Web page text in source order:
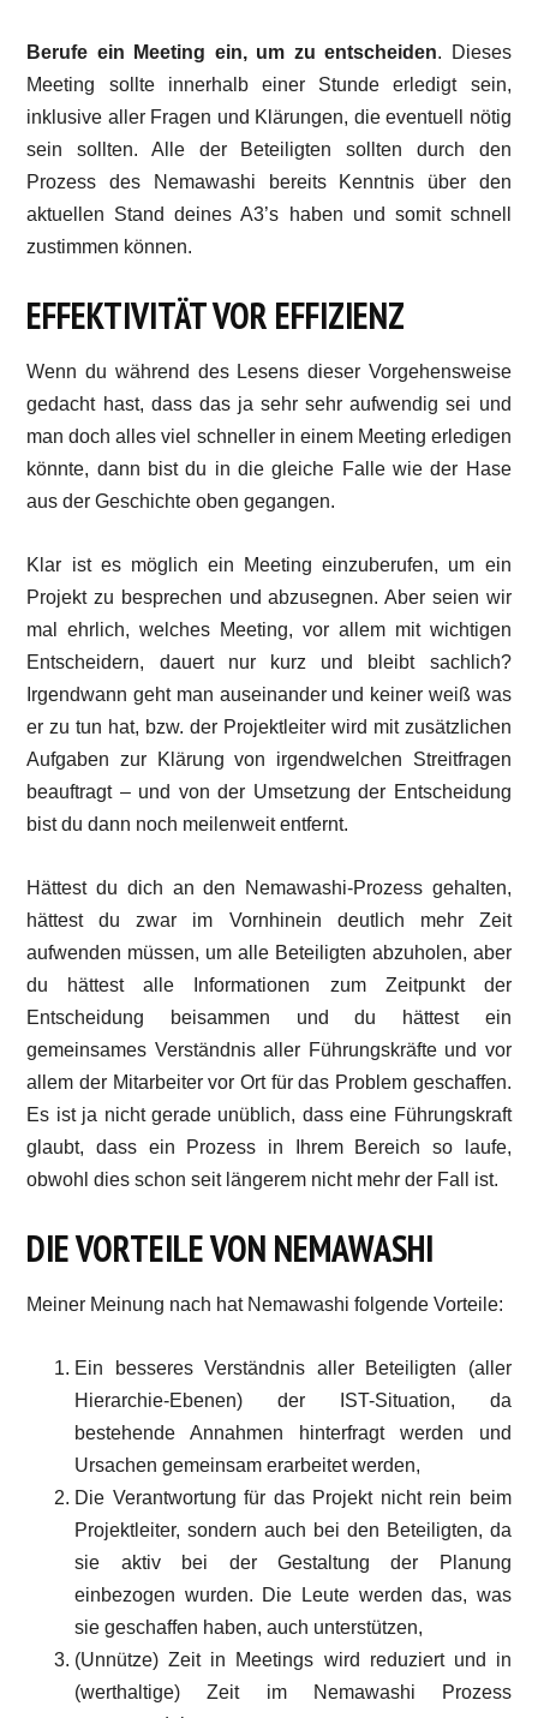
Berufe ein Meeting ein, um zu entscheiden. Dieses
Meeting sollte innerhalb einer Stunde erledigt sein,
inklusive aller Fragen und Klärungen, die eventuell nötig
sein sollten. Alle der Beteiligten sollten durch den
Prozess des Nemawashi bereits Kenntnis über den
aktuellen Stand deines A3’s haben und somit schnell
zustimmen können.
EFFEKTIVITÄT VOR EFFIZIENZ
Wenn du während des Lesens dieser Vorgehensweise
gedacht hast, dass das ja sehr sehr aufwendig sei und
man doch alles viel schneller in einem Meeting erledigen
könnte, dann bist du in die gleiche Falle wie der Hase
aus der Geschichte oben gegangen.
Klar ist es möglich ein Meeting einzuberufen, um ein
Projekt zu besprechen und abzusegnen. Aber seien wir
mal ehrlich, welches Meeting, vor allem mit wichtigen
Entscheidern, dauert nur kurz und bleibt sachlich?
Irgendwann geht man auseinander und keiner weiß was
er zu tun hat, bzw. der Projektleiter wird mit zusätzlichen
Aufgaben zur Klärung von irgendwelchen Streitfragen
beauftragt – und von der Umsetzung der Entscheidung
bist du dann noch meilenweit entfernt.
Hättest du dich an den Nemawashi-Prozess gehalten,
hättest du zwar im Vornhinein deutlich mehr Zeit
aufwenden müssen, um alle Beteiligten abzuholen, aber
du hättest alle Informationen zum Zeitpunkt der
Entscheidung beisammen und du hättest ein
gemeinsames Verständnis aller Führungskräfte und vor
allem der Mitarbeiter vor Ort für das Problem geschaffen.
Es ist ja nicht gerade unüblich, dass eine Führungskraft
glaubt, dass ein Prozess in Ihrem Bereich so laufe,
obwohl dies schon seit längerem nicht mehr der Fall ist.
DIE VORTEILE VON NEMAWASHI
Meiner Meinung nach hat Nemawashi folgende Vorteile:
Ein besseres Verständnis aller Beteiligten (aller
Hierarchie-Ebenen) der IST-Situation, da
bestehende Annahmen hinterfragt werden und
Ursachen gemeinsam erarbeitet werden,
Die Verantwortung für das Projekt nicht rein beim
Projektleiter, sondern auch bei den Beteiligten, da
sie aktiv bei der Gestaltung der Planung
einbezogen wurden. Die Leute werden das, was
sie geschaffen haben, auch unterstützen,
(Unnütze) Zeit in Meetings wird reduziert und in
(werthaltige) Zeit im Nemawashi Prozess